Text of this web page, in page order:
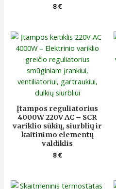
8€
Įtampos reguliatorius
4000W 220V AC – SCR
variklio sūkių, siurblių ir
kaitinimo elementų
valdiklis
8€